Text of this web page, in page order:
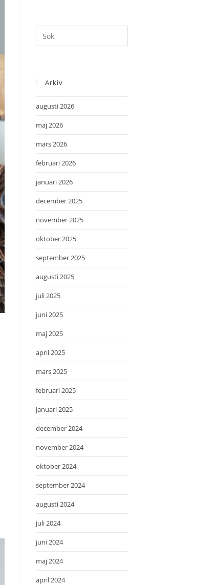
Arkiv
augusti 2026
maj 2026
mars 2026
februari 2026
januari 2026
december 2025
november 2025
oktober 2025
september 2025
augusti 2025
juli 2025
juni 2025
maj 2025
april 2025
mars 2025
februari 2025
januari 2025
december 2024
november 2024
oktober 2024
september 2024
augusti 2024
juli 2024
juni 2024
maj 2024
april 2024